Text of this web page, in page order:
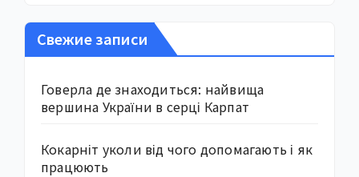
Свежие записи
Говерла де знаходиться: найвища
вершина України в серці Карпат
Кокарніт уколи від чого допомагають і як
працюють